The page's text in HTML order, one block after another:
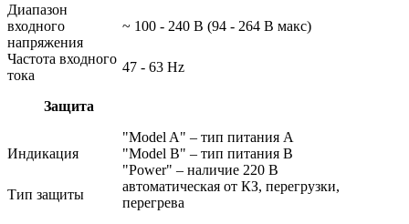
Диапазон
входного
напряжения
~ 100 - 240 В (94 - 264 В макс)
Частота входного
тока
47 - 63 Hz
Защита
Индикация
"Model A" – тип питания A
"Model B" – тип питания B
"Power" – наличие 220 В
Тип защиты
автоматическая от КЗ, перегрузки,
перегрева